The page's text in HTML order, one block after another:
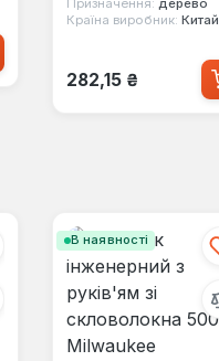
Призначення: дерево
Країна виробник: Китай
Звичайна ціна:
282,15 ₴
В наявності